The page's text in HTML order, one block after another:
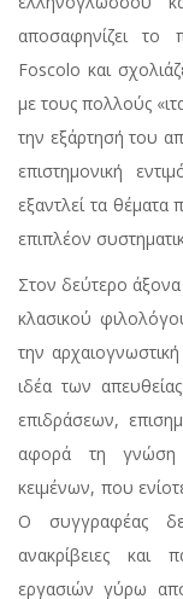
αποσαφηνίζει το
Foscolo και
με τους πολλούς
την εξάρτησή του
επιστημονική
εξαντλεί τα θέματα
επιπλέον
Στον δεύτερο
κλασικού
την
ιδέα των
επιδράσεων,
αφορά τη γνώση
κειμένων, που
Ο συγγραφέας
ανακρίβειες και
εργασιών γύρω από